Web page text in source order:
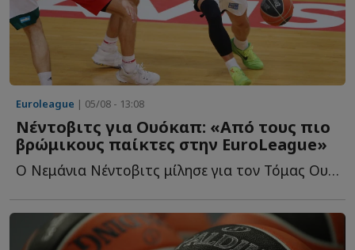
Euroleague | 05/08 - 13:08
Νέντοβιτς για Ουόκαπ: «Aπό τους πιο
βρώμικους παίκτες στην EuroLeague»
Ο Νεμάνια Νέντοβιτς μίλησε για τον Τόμας Ουόκαπ και θ...